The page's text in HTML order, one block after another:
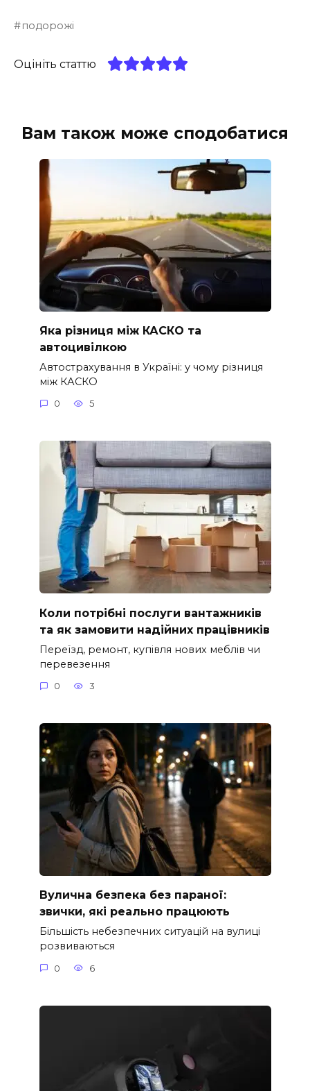
подорожі
Оцініть статтю
Вам також може сподобатися
Яка різниця між КАСКО та
автоцивілкою
Автострахування в Україні: у чому різниця
між КАСКО
0 5
Коли потрібні послуги вантажників
та як замовити надійних працівників
Переїзд, ремонт, купівля нових меблів чи
перевезення
0 3
Вулична безпека без параної:
звички, які реально працюють
Більшість небезпечних ситуацій на вулиці
розвиваються
0 6